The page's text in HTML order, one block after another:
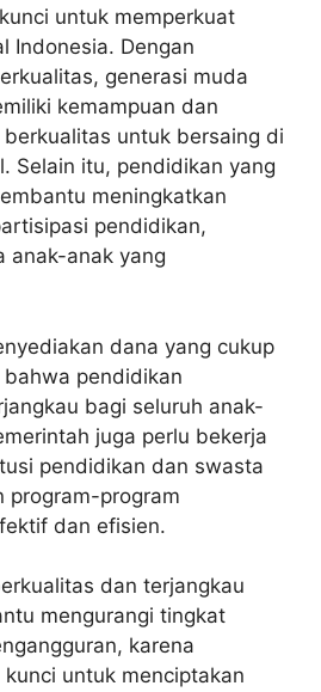
untuk memperkuat
Indonesia. Dengan
generasi muda
kemampuan dan
untuk bersaing di
Selain itu, pendidikan yang
meningkatkan
pendidikan,
anak-anak yang
dana yang cukup
pendidikan
bagi seluruh anak-
juga perlu bekerja
pendidikan dan swasta
program-program
dan efisien.
dan terjangkau
mengurangi tingkat
karena
untuk menciptakan